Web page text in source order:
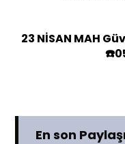
23 NİSAN MAH
En son